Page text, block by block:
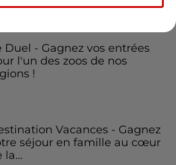
Duel - Gagnez vos entrées
l'un des zoos de nos
!
Vacances - Gagnez
séjour en famille au cœur
la...